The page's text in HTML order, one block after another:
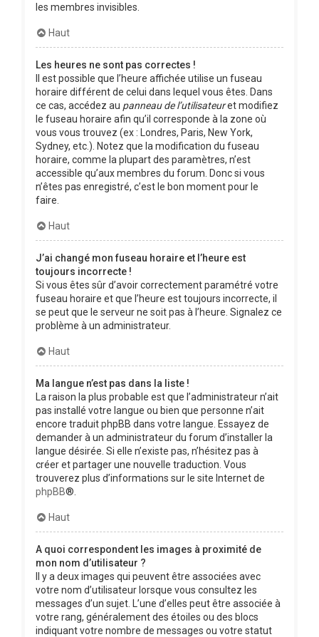
les membres invisibles.
Haut
Les heures ne sont pas correctes !
Il est possible que l’heure affichée utilise un fuseau
horaire différent de celui dans lequel vous êtes. Dans
ce cas, accédez au panneau de l’utilisateuret modifiez
le fuseau horaire afin qu’il corresponde à la zone où
vous vous trouvez (ex : Londres, Paris, New York,
Sydney, etc.). Notez que la modification du fuseau
horaire, comme la plupart des paramètres, n’est
accessible qu’aux membres du forum. Donc si vous
n’êtes pas enregistré, c’est le bon moment pour le
faire.
Haut
J’ai changé mon fuseau horaire et l’heure est
toujours incorrecte !
Si vous êtes sûr d’avoir correctement paramétré votre
fuseau horaire et que l’heure est toujours incorrecte, il
se peut que le serveur ne soit pas à l’heure. Signalez ce
problème à un administrateur.
Haut
Ma langue n’est pas dans la liste !
La raison la plus probable est que l’administrateur n’ait
pas installé votre langue ou bien que personne n’ait
encore traduit phpBB dans votre langue. Essayez de
demander à un administrateur du forum d’installer la
langue désirée. Si elle n’existe pas, n’hésitez pas à
créer et partager une nouvelle traduction. Vous
trouverez plus d’informations sur le site Internet de
phpBB®.
Haut
A quoi correspondent les images à proximité de
mon nom d’utilisateur ?
Il y a deux images qui peuvent être associées avec
votre nom d’utilisateur lorsque vous consultez les
messages d’un sujet. L’une d’elles peut être associée à
votre rang, généralement des étoiles ou des blocs
indiquant votre nombre de messages ou votre statut